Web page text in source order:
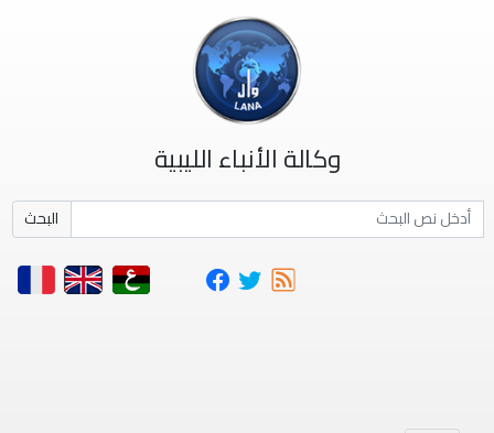
وكالة الأنباء الليبية
البحث